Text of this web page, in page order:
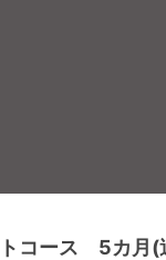
トコース 5カ月